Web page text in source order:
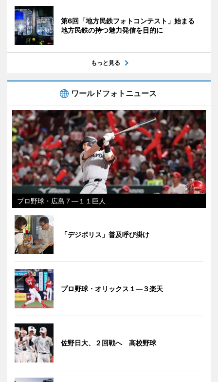
第6回「地方民鉄フォトコンテスト」始まる
地方民鉄の持つ魅力発信を目的に
もっと見る
ワールドフォトニュース
プロ野球・広島７―１１巨人
「デジポリス」普及呼び掛け
プロ野球・オリックス１―３楽天
佐野日大、２回戦へ 高校野球